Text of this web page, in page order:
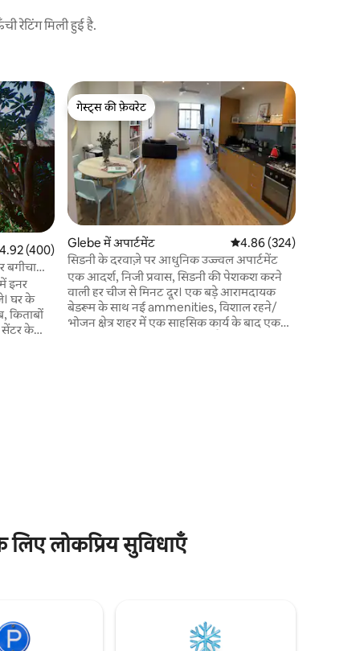
रेटिंग मिली हुई है.
रेटिंग 5 में से 4.92, 400 समीक्षाएँ
4.92 (400)
बगीचा
इनर
घर के
सेंटर के
गेस्ट्स की फ़ेवरेट
गेस्ट्स की फ़ेवरेट
Glebe में अपार्टमेंट औसत रेटिंग 5 में से 4.86,
4.86 (324)
सिडनी के दरवाज़े पर आधुनिक उज्ज्वल अपार्टमेंट
एक आदर्श, निजी प्रवास, सिडनी की पेशकश करने
वाली हर चीज से मिनट दूर। एक बड़े आरामदायक
बेडरूम के साथ नई ammenities, विशाल रहने/
भोजन क्षेत्र शहर में एक साहसिक कार्य के बाद एक
लिए लोकप्रिय सुविधाएँ